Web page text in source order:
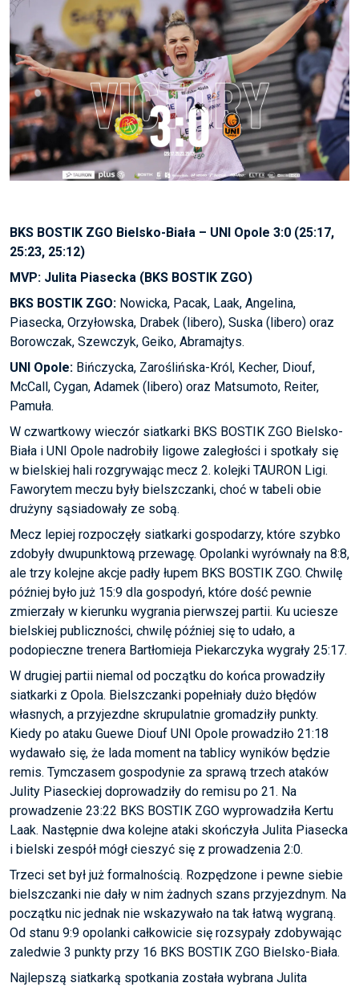
BKS BOSTIK ZGO Bielsko-Biała – UNI Opole 3:0 (25:17,
25:23, 25:12)
MVP: Julita Piasecka (BKS BOSTIK ZGO)
BKS BOSTIK ZGO: Nowicka, Pacak, Laak, Angelina,
Piasecka, Orzyłowska, Drabek (libero), Suska (libero) oraz
Borowczak, Szewczyk, Geiko, Abramajtys.
UNI Opole: Bińczycka, Zaroślińska-Król, Kecher, Diouf,
McCall, Cygan, Adamek (libero) oraz Matsumoto, Reiter,
Pamuła.
W czwartkowy wieczór siatkarki BKS BOSTIK ZGO Bielsko-
Biała i UNI Opole nadrobiły ligowe zaległości i spotkały się
w bielskiej hali rozgrywając mecz 2. kolejki TAURON Ligi.
Faworytem meczu były bielszczanki, choć w tabeli obie
drużyny sąsiadowały ze sobą.
Mecz lepiej rozpoczęły siatkarki gospodarzy, które szybko
zdobyły dwupunktową przewagę. Opolanki wyrównały na 8:8,
ale trzy kolejne akcje padły łupem BKS BOSTIK ZGO. Chwilę
później było już 15:9 dla gospodyń, które dość pewnie
zmierzały w kierunku wygrania pierwszej partii. Ku uciesze
bielskiej publiczności, chwilę później się to udało, a
podopieczne trenera Bartłomieja Piekarczyka wygrały 25:17.
W drugiej partii niemal od początku do końca prowadziły
siatkarki z Opola. Bielszczanki popełniały dużo błędów
własnych, a przyjezdne skrupulatnie gromadziły punkty.
Kiedy po ataku Guewe Diouf UNI Opole prowadziło 21:18
wydawało się, że lada moment na tablicy wyników będzie
remis. Tymczasem gospodynie za sprawą trzech ataków
Julity Piaseckiej doprowadziły do remisu po 21. Na
prowadzenie 23:22 BKS BOSTIK ZGO wyprowadziła Kertu
Laak. Następnie dwa kolejne ataki skończyła Julita Piasecka
i bielski zespół mógł cieszyć się z prowadzenia 2:0.
Trzeci set był już formalnością. Rozpędzone i pewne siebie
bielszczanki nie dały w nim żadnych szans przyjezdnym. Na
początku nic jednak nie wskazywało na tak łatwą wygraną.
Od stanu 9:9 opolanki całkowicie się rozsypały zdobywając
zaledwie 3 punkty przy 16 BKS BOSTIK ZGO Bielsko-Biała.
Najlepszą siatkarką spotkania została wybrana Julita